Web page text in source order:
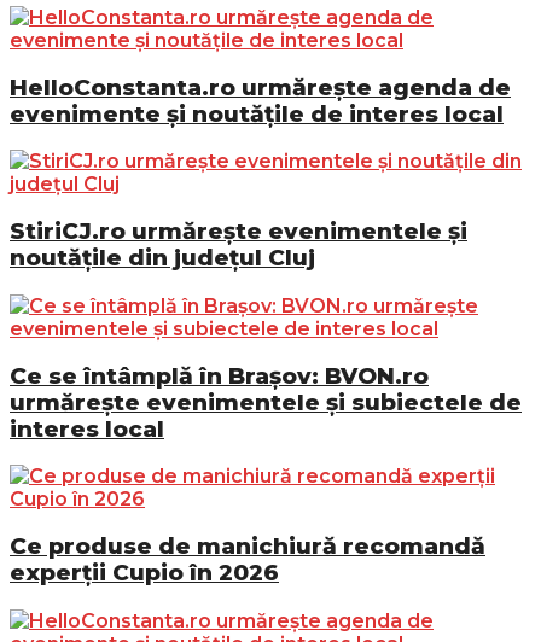
HelloConstanta.ro urmărește agenda de
evenimente și noutățile de interes local
StiriCJ.ro urmărește evenimentele și
noutățile din județul Cluj
Ce se întâmplă în Brașov: BVON.ro
urmărește evenimentele și subiectele de
interes local
Ce produse de manichiură recomandă
experții Cupio în 2026